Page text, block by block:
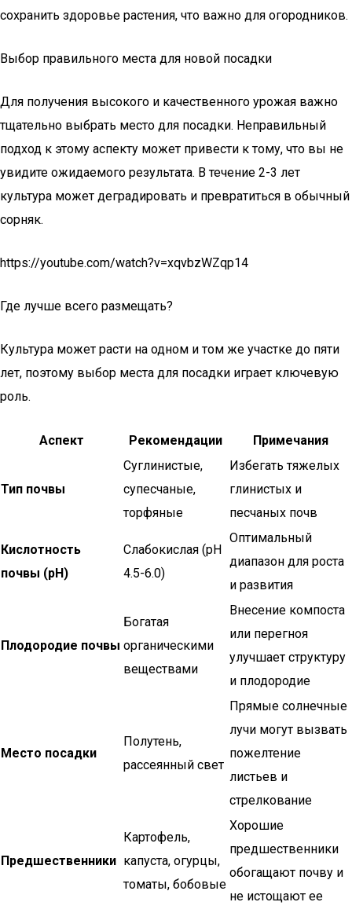
сохранить здоровье растения, что важно для огородников.
Выбор правильного места для новой посадки
Для получения высокого и качественного урожая важно
тщательно выбрать место для посадки. Неправильный
подход к этому аспекту может привести к тому, что вы не
увидите ожидаемого результата. В течение 2-3 лет
культура может деградировать и превратиться в обычный
сорняк.
https://youtube.com/watch?v=xqvbzWZqp14
Где лучше всего размещать?
Культура может расти на одном и том же участке до пяти
лет, поэтому выбор места для посадки играет ключевую
роль.
Аспект Рекомендации Примечания
Тип почвы
Суглинистые,
супесчаные,
торфяные
Избегать тяжелых
глинистых и
песчаных почв
Кислотность
почвы (pH)
Слабокислая (pH
4.5-6.0)
Оптимальный
диапазон для роста
и развития
Плодородие почвы
Богатая
органическими
веществами
Внесение компоста
или перегноя
улучшает структуру
и плодородие
Место посадки
Полутень,
рассеянный свет
Прямые солнечные
лучи могут вызвать
пожелтение
листьев и
стрелкование
Предшественники
Картофель,
капуста, огурцы,
томаты, бобовые
Хорошие
предшественники
обогащают почву и
не истощают ее